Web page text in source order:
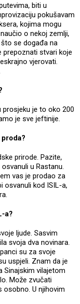
biti u
pokušavam
kojima mogu
o nekoj zemlji,
se događa na
prepoznati stvari koje
vjerovati.
prosjeku je to oko 200
je sve jeftinije.
prirode. Pazite,
u Rastanu.
vas je prodao za
osvanuli kod ISIL-a,
a?
ljude. Sasvim
svoja dva novinara.
su za svoje
uspjeli. Znam da je
Sinajskim vilajetom
Može zvučati
osobno. U njihovim